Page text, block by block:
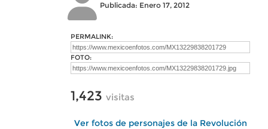
Publicada: Enero 17, 2012
PERMALINK:
FOTO:
1,423 visitas
Ver fotos de personajes de la Revolución